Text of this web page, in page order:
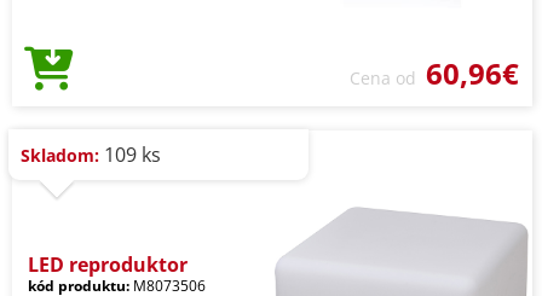
Cena od 60,96€
Skladom: 109 ks
LED reproduktor
kód produktu: M8073506